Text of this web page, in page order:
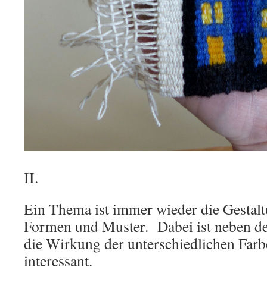
II.
Ein Thema ist immer wieder die
Formen und Muster. Dabei ist neben
die Wirkung der unterschiedlichen
interessant.